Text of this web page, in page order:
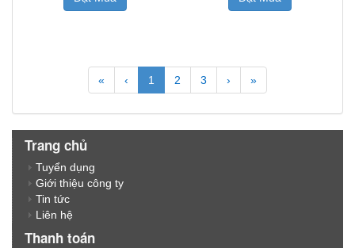
« ‹ 1 2 3 › »
Trang chủ
Tuyển dụng
Giới thiệu công ty
Tin tức
Liên hệ
Thanh toán